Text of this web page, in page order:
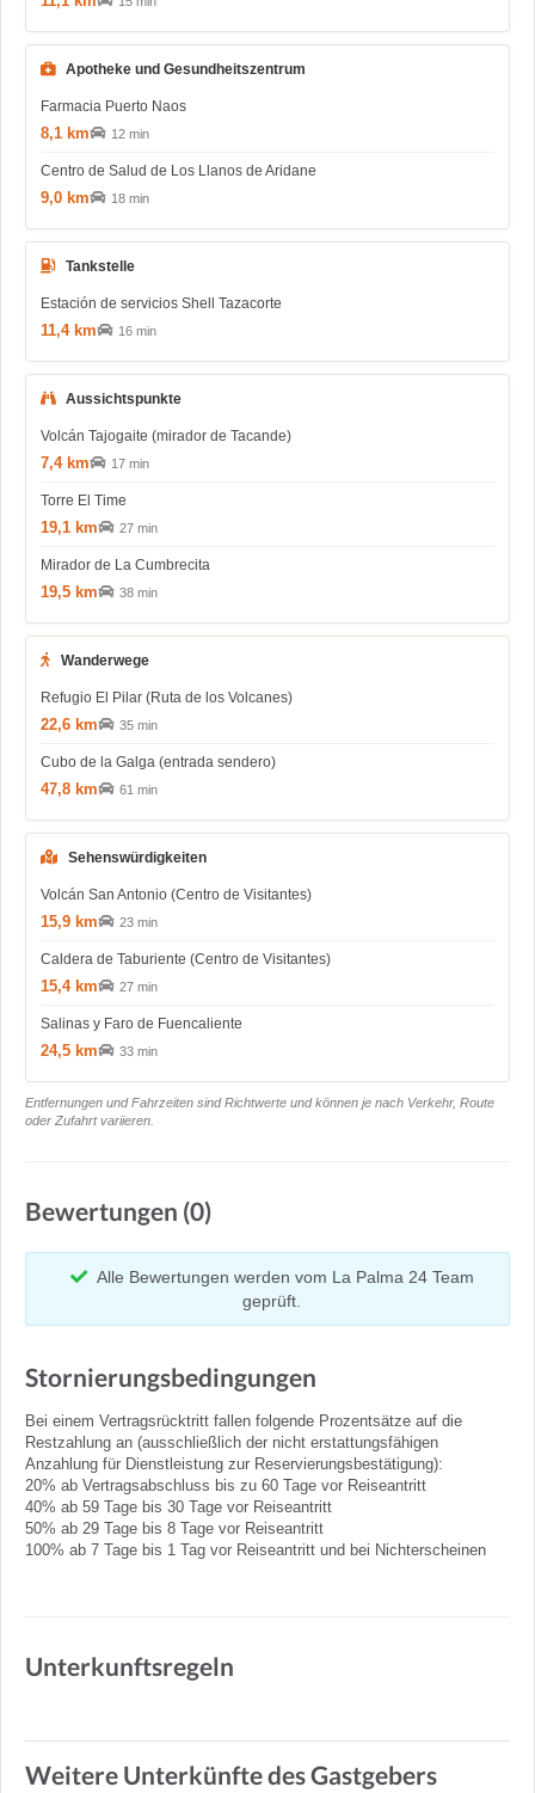
Apotheke und Gesundheitszentrum
Farmacia Puerto Naos
8,1 km 12 min
Centro de Salud de Los Llanos de Aridane
9,0 km 18 min
Tankstelle
Estación de servicios Shell Tazacorte
11,4 km 16 min
Aussichtspunkte
Volcán Tajogaite (mirador de Tacande)
7,4 km 17 min
Torre El Time
19,1 km 27 min
Mirador de La Cumbrecita
19,5 km 38 min
Wanderwege
Refugio El Pilar (Ruta de los Volcanes)
22,6 km 35 min
Cubo de la Galga (entrada sendero)
47,8 km 61 min
Sehenswürdigkeiten
Volcán San Antonio (Centro de Visitantes)
15,9 km 23 min
Caldera de Taburiente (Centro de Visitantes)
15,4 km 27 min
Salinas y Faro de Fuencaliente
24,5 km 33 min
Entfernungen und Fahrzeiten sind Richtwerte und können je nach Verkehr, Route
oder Zufahrt variieren.
Bewertungen (0)
Alle Bewertungen werden vom La Palma 24 Team
geprüft.
Stornierungsbedingungen
Bei einem Vertragsrücktritt fallen folgende Prozentsätze auf die
Restzahlung an (ausschließlich der nicht erstattungsfähigen
Anzahlung für Dienstleistung zur Reservierungsbestätigung):
20% ab Vertragsabschluss bis zu 60 Tage vor Reiseantritt
40% ab 59 Tage bis 30 Tage vor Reiseantritt
50% ab 29 Tage bis 8 Tage vor Reiseantritt
100% ab 7 Tage bis 1 Tag vor Reiseantritt und bei Nichterscheinen
Unterkunftsregeln
Weitere Unterkünfte des Gastgebers